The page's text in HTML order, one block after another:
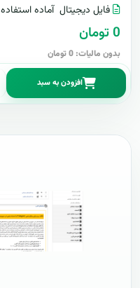
فایل دیجیتال آماده استفاده
0 تومان
بدون مالیات: 0 تومان
افزودن به سبد